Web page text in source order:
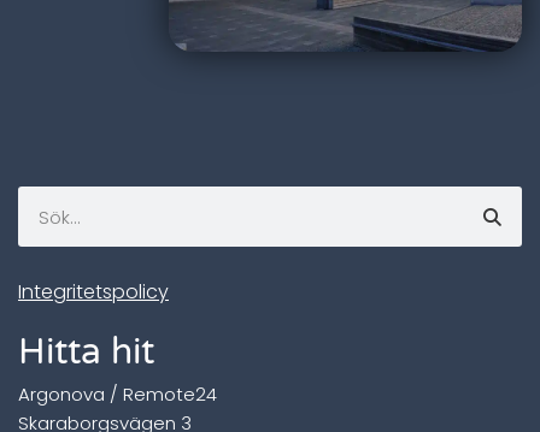
Hitta hit
Argonova / Remote24
Skaraborgsvägen 3
Integritetspolicy